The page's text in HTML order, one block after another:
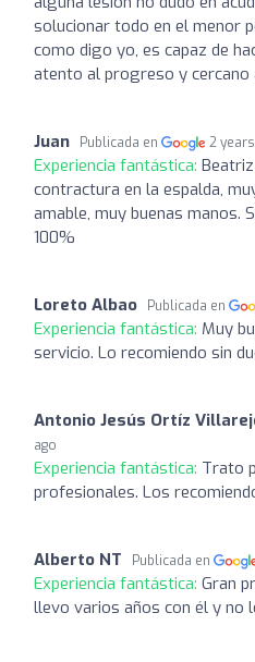
solucionar todo en el menor
como digo yo, es capaz de
atento al progreso y cercano
Juan Publicada en 2
Experiencia fantástica:
contractura en la espalda,
amable, muy buenas manos.
100%
Loreto Albao Publicada en
Experiencia fantástica: Muy
servicio. Lo recomiendo sin
Antonio Jesús Ortíz
ago
Experiencia fantástica: Trato
profesionales. Los
Alberto NT Publicada en
Experiencia fantástica: Gran
llevo varios años con él y no